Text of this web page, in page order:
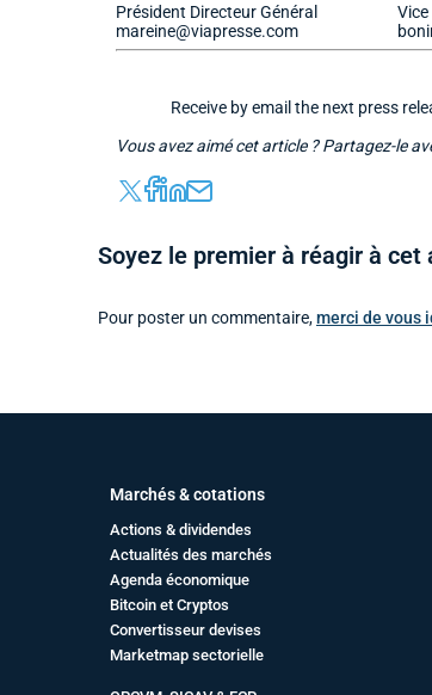
Président Directeur Général
mareine@viapresse.com
Receive by email the next press
Vous avez aimé cet article ? Partagez-le
Soyez le premier à réagir à cet
Pour poster un commentaire,merci de vous
Marchés & cotations
Actions & dividendes
Actualités des marchés
Agenda économique
Bitcoin et Cryptos
Convertisseur devises
Marketmap sectorielle